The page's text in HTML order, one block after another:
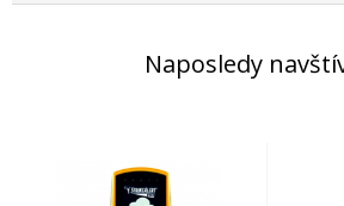
Naposledy